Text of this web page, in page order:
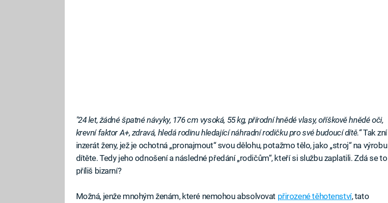
"24 let, žádné špatné návyky, 176 cm vysoká, 55 kg, přírodní hnědé vlasy, oříškově hnědé oči,
krevní faktor A+, zdravá, hledá rodinu hledající náhradní rodičku pro své budoucí dítě.“Tak zní
inzerát ženy, jež je ochotná „pronajmout“ svou dělohu, potažmo tělo, jako „stroj“ na výrobu
dítěte. Tedy jeho odnošení a následné předání „rodičům“, kteří si službu zaplatili. Zdá se to
příliš bizarní?
Možná, jenže mnohým ženám, které nemohou absolvovat přirozené těhotenství, tato